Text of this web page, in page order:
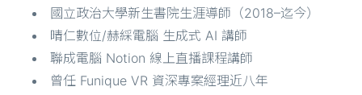
國立政治大學新生書院生涯導師（2018–迄今）
晴仁數位/赫綵電腦 生成式 AI 講師
聯成電腦 Notion 線上直播課程講師
曾任 Funique VR 資深專案經理近八年